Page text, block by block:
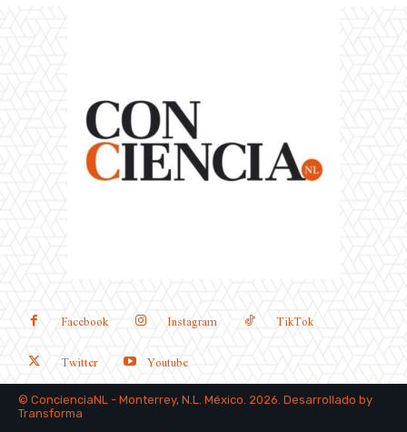
Facebook Instagram
TikTok
Twitter
Youtube
© ConcienciaNL - Monterrey, N.L. México. 2026. Desarrollado by
Transforma